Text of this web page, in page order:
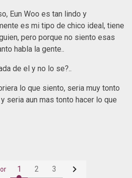
Eun Woo es tan lindo y
es mi tipo de chico ideal, tiene
pero porque no siento esas
habla la gente..
de el y no lo se?..
lo que siento, seria muy tonto
seria aun mas tonto hacer lo que
1 2 3 